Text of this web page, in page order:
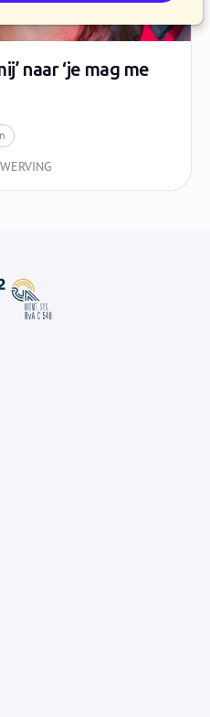
naar ‘je mag me